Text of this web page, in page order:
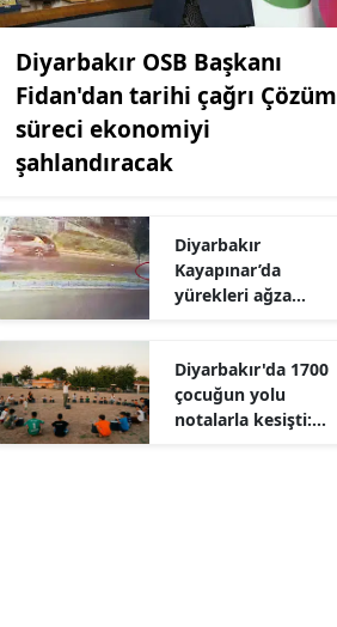
Diyarbakır OSB Başkanı
Fidan'dan tarihi çağrı Çözüm
süreci ekonomiyi
şahlandıracak
Diyarbakır
Kayapınar’da
yürekleri ağza
motosiklet
otomobille çarpıştı
Diyarbakır'da 1700
çocuğun yolu
notalarla kesişti: